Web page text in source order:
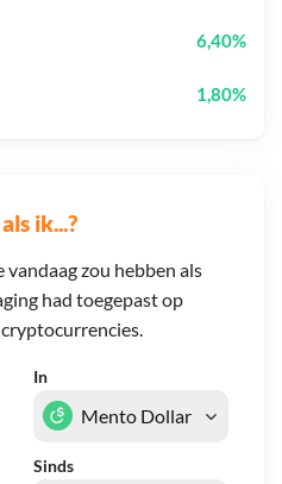
ik...?
vandaag zou hebben als
had toegepast op
In
Sinds
6,40%
1,80%